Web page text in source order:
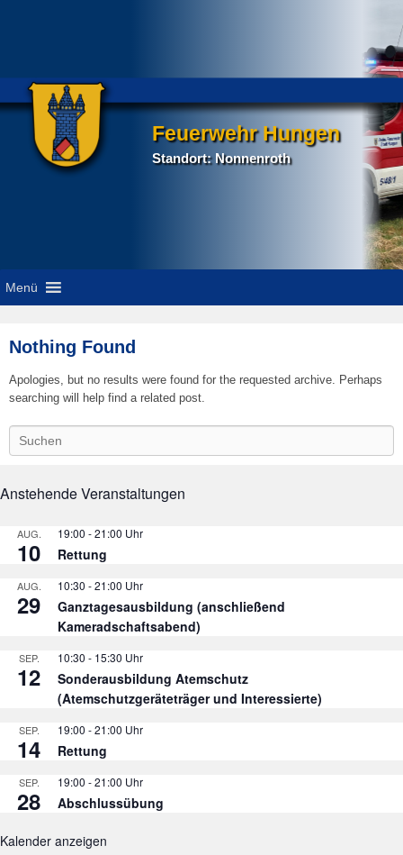
Feuerwehr Hungen
Standort: Nonnenroth
Menü
Nothing Found
Apologies, but no results were found for the requested archive. Perhaps
searching will help find a related post.
e
r
Anstehende Veranstaltungen
AUG.
10
19:00 -21:00
Rettung
AUG.
29
10:30 -21:00
Ganztagesausbildung (anschließend
Kameradschaftsabend)
SEP.
12
10:30 - 15:30
Sonderausbildung Atemschutz
(Atemschutzgeräteträger und Interessierte)
SEP.
14
19:00 -21:00
Rettung
SEP.
28
19:00 -21:00
Abschlussübung
Kalender anzeigen